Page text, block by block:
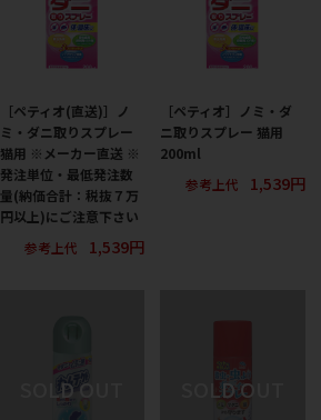
［ペティオ(直送)］ノ
ミ・ダニ取りスプレー
猫用 ※メーカー直送 ※
発注単位・最低発注数
量(納価合計：税抜７万
円以上)にご注意下さい
参考上代
1,539円
［ペティオ］ノミ・ダ
ニ取りスプレー 猫用
200ml
参考上代
1,539円